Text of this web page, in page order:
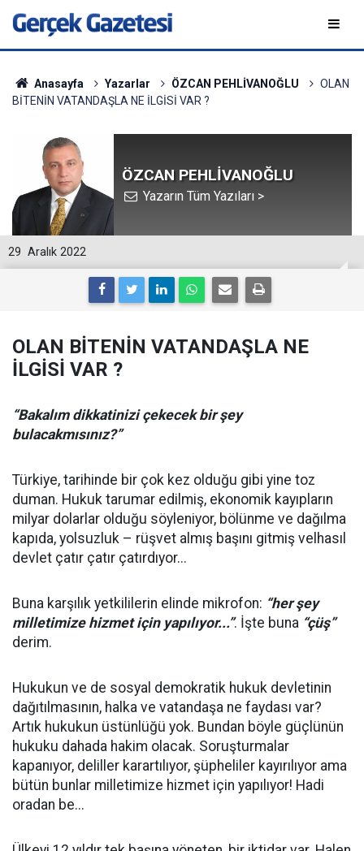
Anasayfa Yazarlar ÖZCAN PEHLİVANOĞLU
OLAN
BİTENİN VATANDAŞLA NE İLGİSİ VAR ?
ÖZCAN PEHLİVANOĞLU
Yazarın Tüm Yazıları >
29 Aralık 2022
OLAN BİTENİN VATANDAŞLA NE
İLGİSİ VAR ?
“Bakalım dikkatinizi çekecek bir şey
bulacakmısınız?”
Türkiye, tarihinde bir çok kez olduğu gibi yine toz
duman. Hukuk tarumar edilmiş, ekonomik kayıpların
milyar dolarlar olduğu söyleniyor, bölünme ve dağılma
kapıda, yolsuzluk – rüşvet almış başını gitmiş velhasıl
devlet çatır çatır çatırdıyor...
Buna karşılık yetkililerin elinde mikrofon: “her şey
milletimize hizmet için yapılıyor...”. İşte buna “çüş”
derim.
Hukukun ve de sosyal demokratik hukuk devletinin
dağıtılmasının, halka ve vatandaşa ne faydası var?
Artık hukukun üstünlüğü yok. Bundan böyle güçlünün
hukuku dahada hakim olacak. Soruşturmalar
kapanıyor, deliller karartılıyor, şüpheliler kayırılıyor ama
bütün bunlar milletimize hizmet için yapılıyor! Hadi
oradan be...